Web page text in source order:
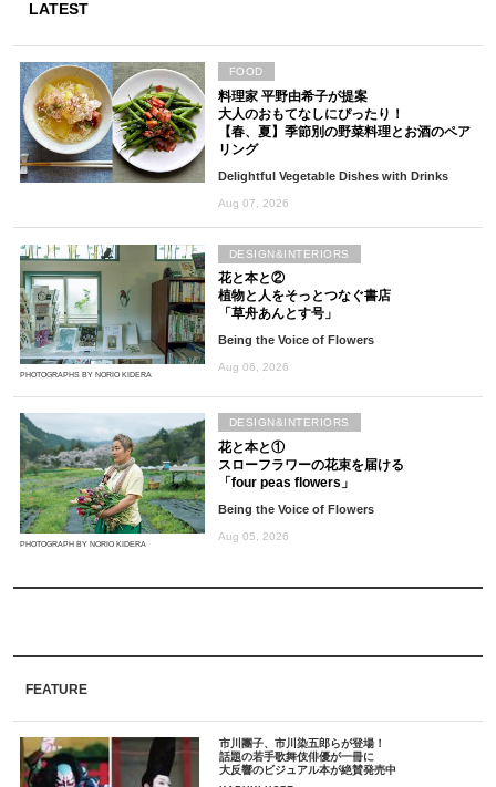
LATEST
料理家 平野由希子が提案
大人のおもてなしにぴったり！
【春、夏】季節別の野菜料理とお酒のペア
リング
Delightful Vegetable Dishes with Drinks
Aug 07, 2026
FOOD
PHOTOGRAPHS BY NORIO KIDERA
花と本と②
植物と人をそっとつなぐ書店
「草舟あんとす号」
Being the Voice of Flowers
Aug 06, 2026
DESIGN&INTERIORS
PHOTOGRAPH BY NORIO KIDERA
花と本と①
スローフラワーの花束を届ける
「four peas flowers」
Being the Voice of Flowers
Aug 05, 2026
DESIGN&INTERIORS
FEATURE
市川團子、市川染五郎らが登場！
話題の若手歌舞伎俳優が一冊に
大反響のビジュアル本が絶賛発売中